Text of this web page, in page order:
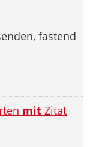
fastend
mit Zitat